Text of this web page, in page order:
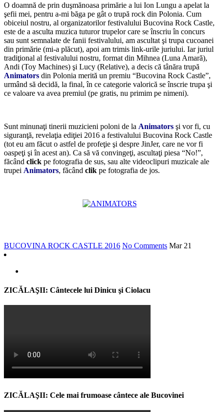
O doamnă de prin duşmănoasa primărie a lui Ion Lungu a apelat la
şefii mei, pentru a-mi băga pe gât o trupă rock din Polonia. Cum
obiceiul nostru, al organizatorilor festivalului Bucovina Rock Castle,
este de a asculta muzica tuturor trupelor care se înscriu în concurs
sau sunt semnalate de fanii festivalului, am ascultat şi trupa cucoanei
din primărie (mi-a plăcut), apoi am trimis link-urile juriului. Iar juriul
tradiţional al festivalului nostru, format din Mihnea (Luna Amară),
Andi (Toy Machines) şi Lucy (Relative), a decis că tânăra trupă
Animators din Polonia merită un premiu “Bucovina Rock Castle”,
urmând să decidă, la final, în ce categorie valorică se înscrie trupa şi
ce valoare va avea premiul (pe gratis, nu primim pe nimeni).
Sunt minunaţi tinerii muzicieni poloni de la Animators şi vor fi, cu
siguranţă, revelaţia ediţiei 2016 a festivalului Bucovina Rock Castle
(tot eu am făcut o astfel de profeţie şi despre JinJer, care ne vor fi
oaspeţi şi în acest an). Ca să vă convingeţi, ascultaţi piesa “No!”,
făcând click pe fotografia de sus, sau alte videoclipuri muzicale ale
trupei Animators, făcând clik pe fotografia de jos.
BUCOVINA ROCK CASTLE 2016 No Comments Mar 21
ZICĂLAŞII: Cântecele lui Dinicu şi Ciolacu
ZICĂLAŞII: Cele mai frumoase cântece ale Bucovinei